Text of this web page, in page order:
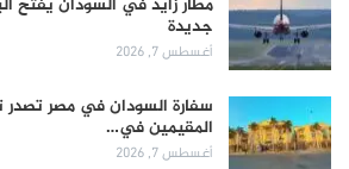
جديدة
أغسطس 7, 2026
سفارة السودان في مصر تصدر
المقيمين في…
أغسطس 7, 2026